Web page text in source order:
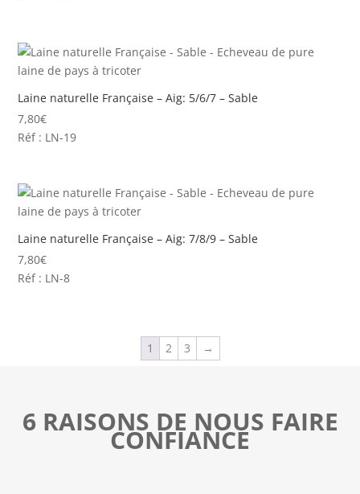
Laine naturelle Française – Aig: 5/6/7 – Sable
7,80€
Réf : LN-19
Laine naturelle Française – Aig: 7/8/9 – Sable
7,80€
Réf : LN-8
1 2 3 →
6 RAISONS DE NOUS FAIRE
CONFIANCE